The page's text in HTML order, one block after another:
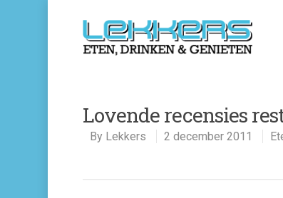
Lovende recensies
By Lekkers 2 december 2011